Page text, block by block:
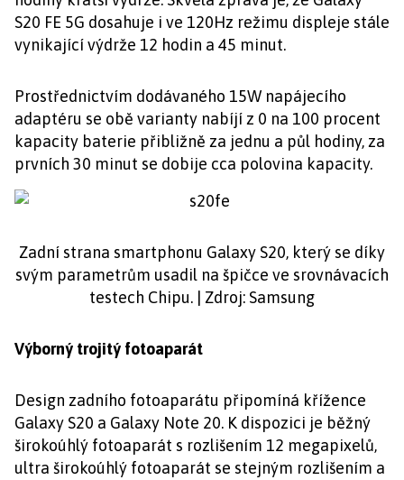
S20 FE 5G dosahuje i ve 120Hz režimu displeje stále
vynikající výdrže 12 hodin a 45 minut.
Prostřednictvím dodávaného 15W napájecího
adaptéru se obě varianty nabíjí z 0 na 100 procent
kapacity baterie přibližně za jednu a půl hodiny, za
prvních 30 minut se dobije cca polovina kapacity.
Zadní strana smartphonu Galaxy S20, který se díky
svým parametrům usadil na špičce ve srovnávacích
testech Chipu. | Zdroj: Samsung
Výborný trojitý fotoaparát
Design zadního fotoaparátu připomíná křížence
Galaxy S20 a Galaxy Note 20. K dispozici je běžný
širokoúhlý fotoaparát s rozlišením 12 megapixelů,
ultra širokoúhlý fotoaparát se stejným rozlišením a